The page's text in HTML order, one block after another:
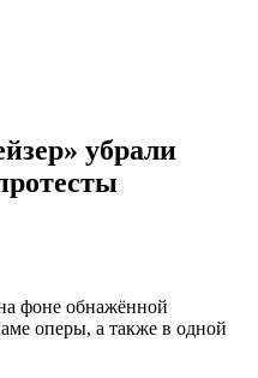
убрали
фоне обнажённой
оперы, а также в одной